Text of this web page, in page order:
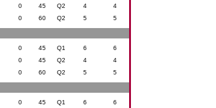
0 45 Q2 4 4
0 60 Q2 5 5
0 45 Q1 6 6
0 45 Q2 4 4
0 60 Q2 5 5
0 45 Q1 6 6